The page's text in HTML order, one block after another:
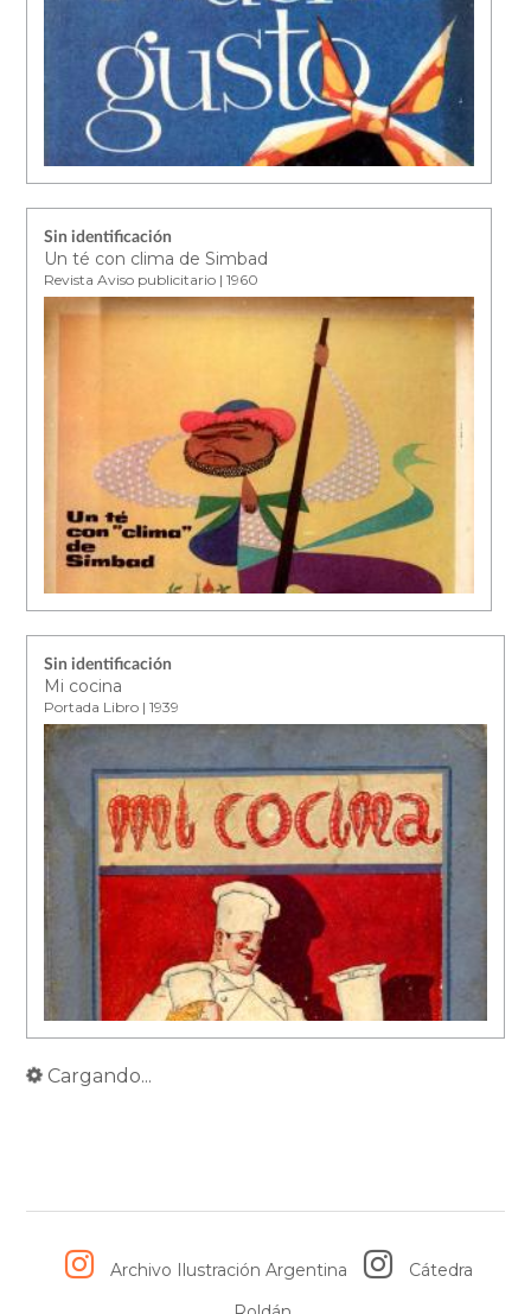
Sin identificación
Un té con clima de Simbad
Revista Aviso publicitario | 1960
Sin identificación
Mi cocina
Portada Libro | 1939
Cargando...
Archivo Ilustración Argentina
Cátedra